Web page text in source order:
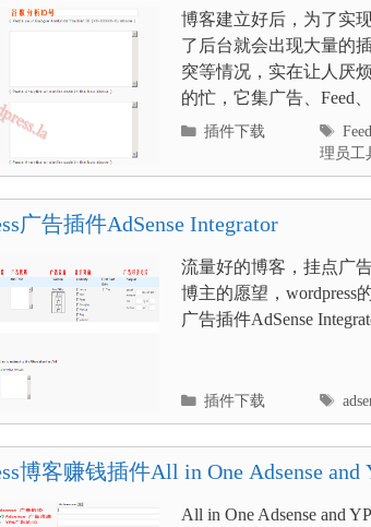
博客建立好后，为了实
了后台就会出现大量的
突等情况，实在让人厌
的忙，它集广告、Feed
分
目
录
插件下载
标
签
理员工
广告插件AdSense Integrator
流量好的博客，挂点广
博主的愿望，wordpress
广告插件AdSense
分
类
目
录
插件下载
标
签
博客赚钱插件All in One Adsense and
All in One Adsense and